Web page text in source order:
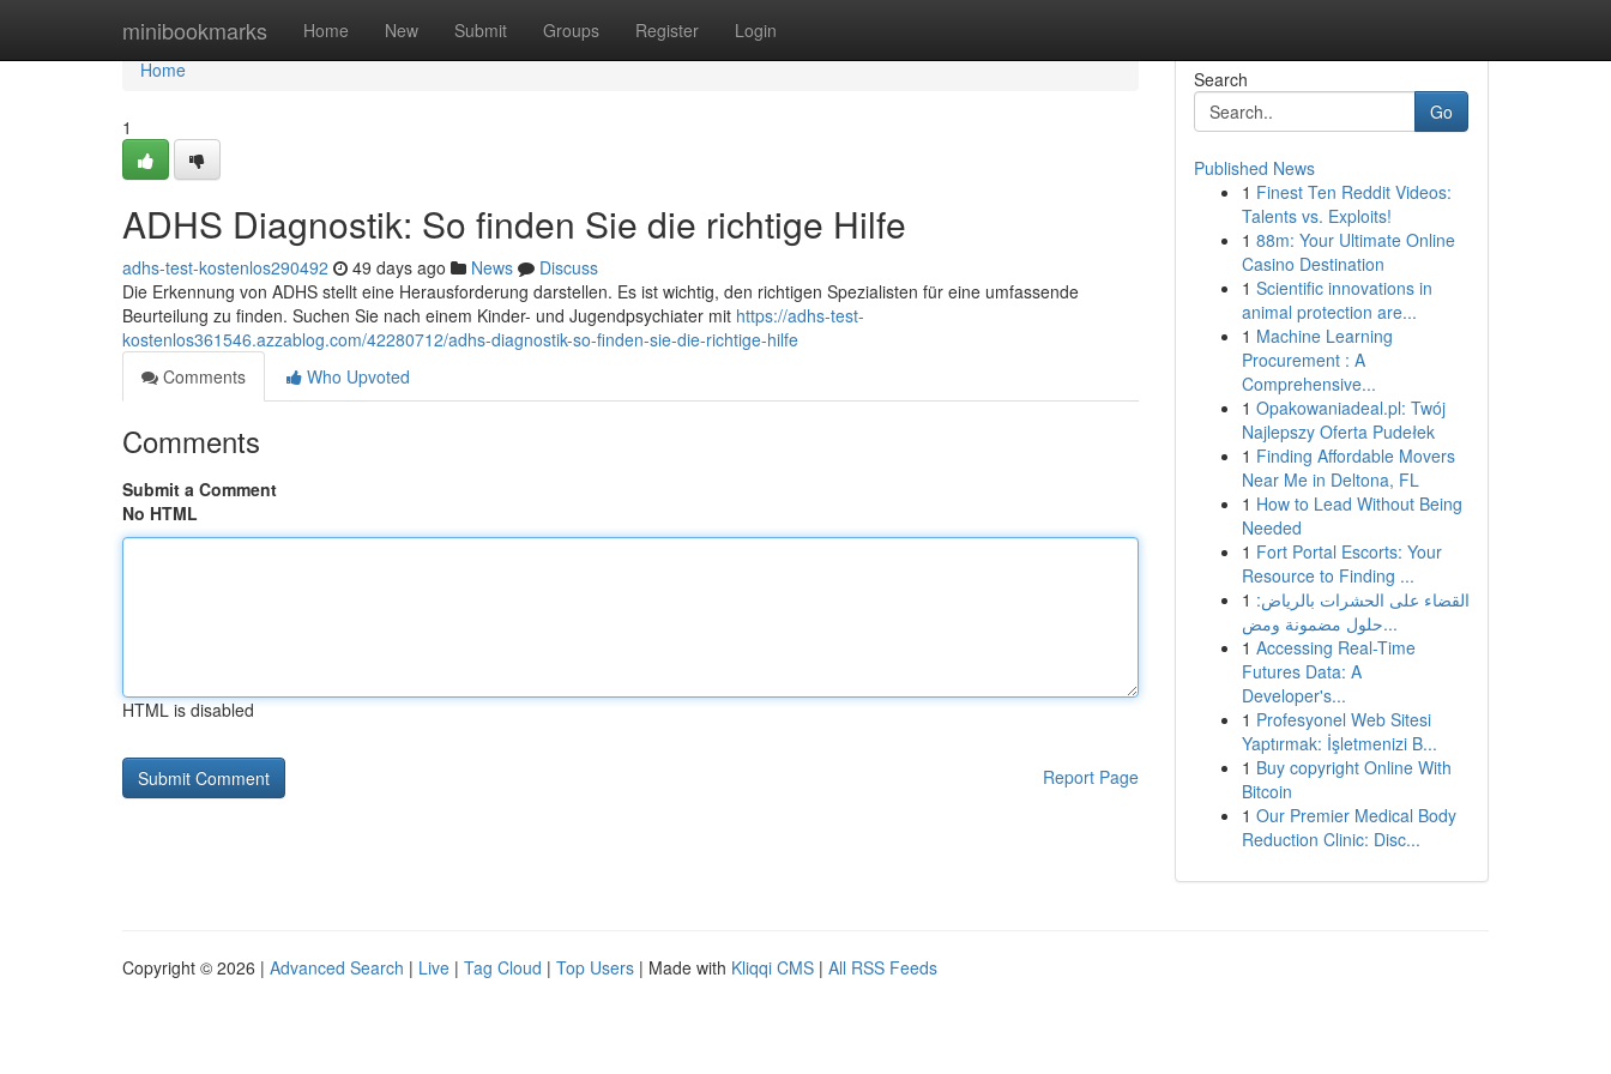
minibookmarks Home New Submit Groups Register Login
Home
Home
1
ADHS Diagnostik: So finden Sie die richtige Hilfe
adhs-test-kostenlos290492 49 days ago News
Discuss
Die Erkennung von ADHS stellt eine Herausforderung darstellen. Es ist wichtig, den richtigen Spezialisten für eine umfassende
Beurteilung zu finden. Suchen Sie nach einem Kinder- und Jugendpsychiater mit https://adhs-test-
kostenlos361546.azzablog.com/42280712/adhs-diagnostik-so-finden-sie-die-richtige-hilfe
Comments
Who Upvoted
Comments
Submit a Comment
No HTML
HTML is disabled
Report Page
Search
Go
Published News
1 Finest Ten Reddit Videos:
Talents vs. Exploits!
1 88m: Your Ultimate Online
Casino Destination
1 Scientific innovations in
animal protection are...
1 Machine Learning
Procurement : A
Comprehensive...
1 Opakowaniadeal.pl: Twój
Najlepszy Oferta Pudełek
1 Finding Affordable Movers
Near Me in Deltona, FL
1 How to Lead Without Being
Needed
1 Fort Portal Escorts: Your
Resource to Finding ...
1 القضاء على الحشرات بالرياض:
حلول مضمونة ومض...
1 Accessing Real-Time
Futures Data: A
Developer's...
1 Profesyonel Web Sitesi
Yaptırmak: İşletmenizi B...
1 Buy copyright Online With
Bitcoin
1 Our Premier Medical Body
Reduction Clinic: Disc...
Copyright © 2026 | Advanced Search | Live | Tag Cloud | Top Users | Made with Kliqqi CMS | All RSS Feeds